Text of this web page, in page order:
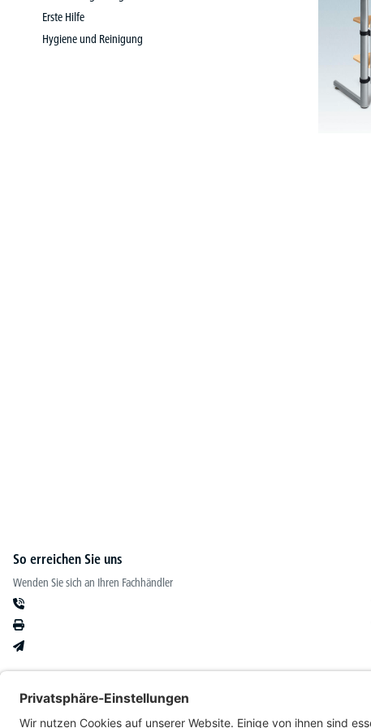
Erste Hilfe
Hygiene und Reinigung
So erreichen Sie uns
Wenden Sie sich an Ihren Fachhändler